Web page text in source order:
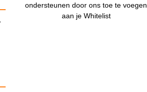
ondersteunen door ons toe te voegen
aan je Whitelist